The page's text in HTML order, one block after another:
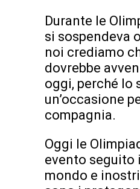
Durante le
si sospendeva
noi crediamo
dovrebbe
oggi, perché lo
un’occasione
compagnia.
Oggi le
evento seguito
mondo e